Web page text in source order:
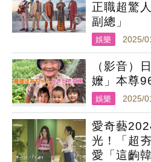
正職超驚
副總」
娛樂 2025/
（影音）
嬤」本尊
娛樂 2025/
愛奇藝
光！「超
愛「這齣韓